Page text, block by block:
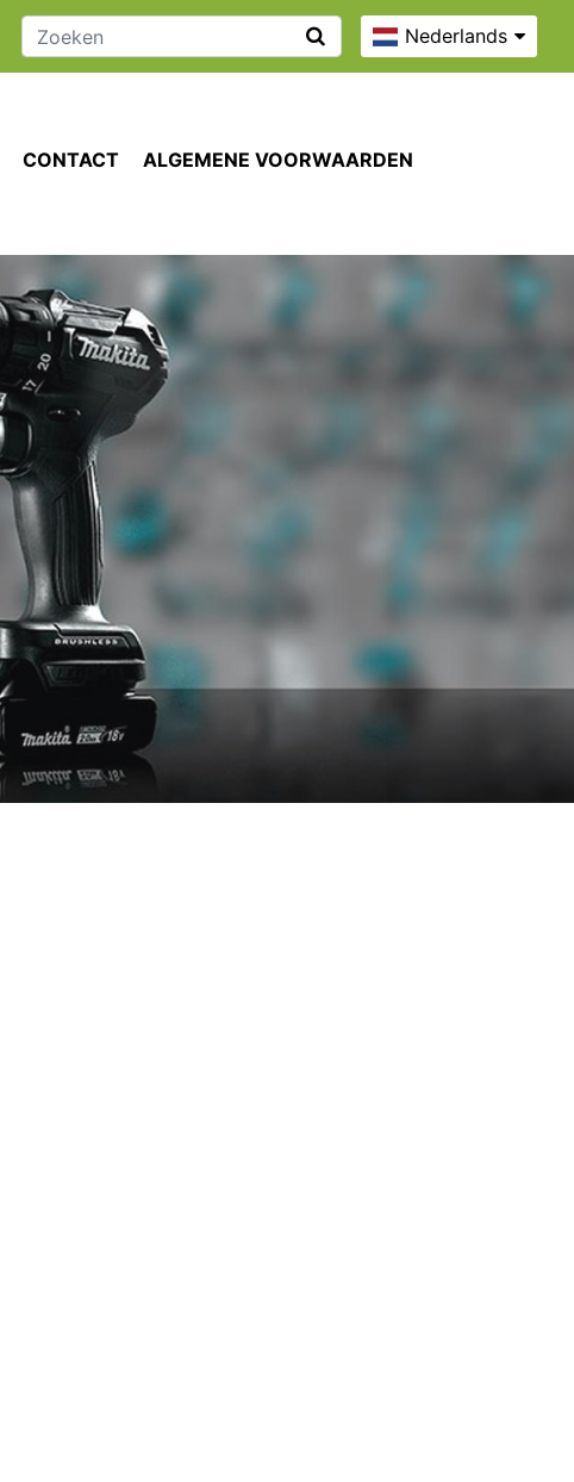
Nederlands
CONTACT ALGEMENE VOORWAARDEN